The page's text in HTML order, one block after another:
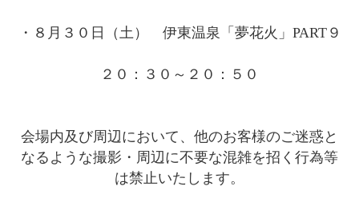
・８月３０日（土） 伊東温泉「夢花火」PART９
２０：３０～２０：５０
会場内及び周辺において、他のお客様のご迷惑と
なるような撮影・周辺に不要な混雑を招く行為等
は禁止いたします。